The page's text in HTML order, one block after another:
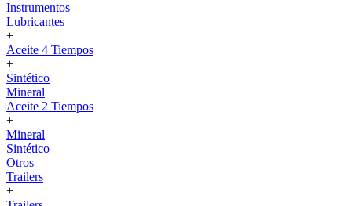
Instrumentos
Lubricantes
+
Aceite 4 Tiempos
+
Sintético
Mineral
Aceite 2 Tiempos
+
Mineral
Sintético
Otros
Trailers
+